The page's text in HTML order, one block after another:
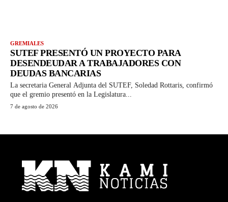
GREMIALES
SUTEF PRESENTÓ UN PROYECTO PARA
DESENDEUDAR A TRABAJADORES CON
DEUDAS BANCARIAS
La secretaria General Adjunta del SUTEF, Soledad Rottaris, confirmó
que el gremio presentó en la Legislatura...
7 de agosto de 2026